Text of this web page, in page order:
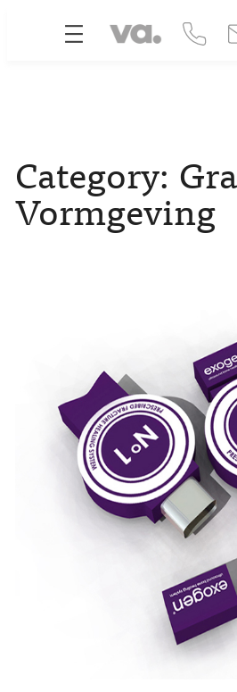
Category:
Vormgeving